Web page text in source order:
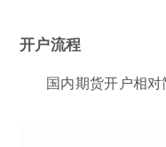
开户流程
国内期货开户相